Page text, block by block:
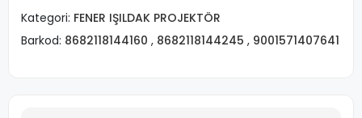
Kategori: FENER IŞILDAK PROJEKTÖR
Barkod: 8682118144160 , 8682118144245 , 9001571407641